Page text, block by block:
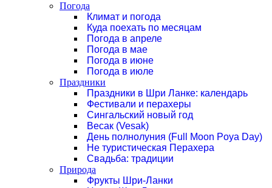
Погода
Климат и погода
Куда поехать по месяцам
Погода в апреле
Погода в мае
Погода в июне
Погода в июле
Праздники
Праздники в Шри Ланке: календарь
Фестивали и перахеры
Сингальский новый год
Весак (Vesak)
День полнолуния (Full Moon Poya Day)
Не туристическая Перахера
Свадьба: традиции
Природа
Фрукты Шри-Ланки